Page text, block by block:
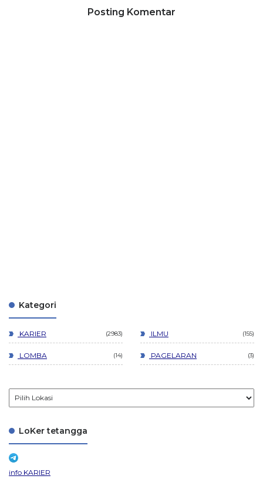
Posting Komentar
Kategori
KARIER 2983 ILMU 155
LOMBA 14 PAGELARAN 3
LoKer tetangga
info KARIER